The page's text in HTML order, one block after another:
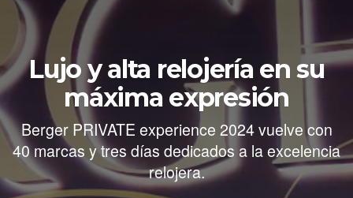
Lujo y alta relojería en su
máxima expresión
Berger PRIVATE experience 2024 vuelve con
40 marcas y tres días dedicados a la excelencia
relojera.